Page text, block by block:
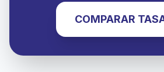
COMPARAR